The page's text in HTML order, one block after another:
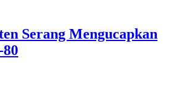
Serang Mengucapkan